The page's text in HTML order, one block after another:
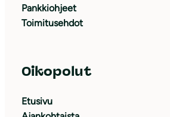
Pankkiohjeet
Toimitusehdot
Oikopolut
Etusivu